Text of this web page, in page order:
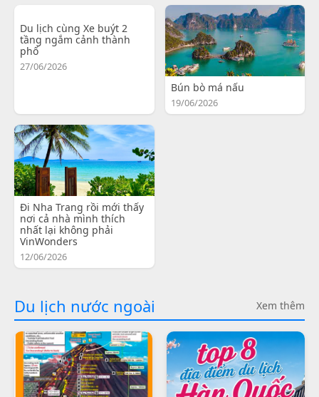
Du lịch cùng Xe buýt 2
tầng ngắm cảnh thành
phố
27/06/2026
Bún bò má nấu
19/06/2026
Đi Nha Trang rồi mới thấy
nơi cả nhà mình thích
nhất lại không phải
VinWonders
12/06/2026
Du lịch nước ngoài Xem thêm